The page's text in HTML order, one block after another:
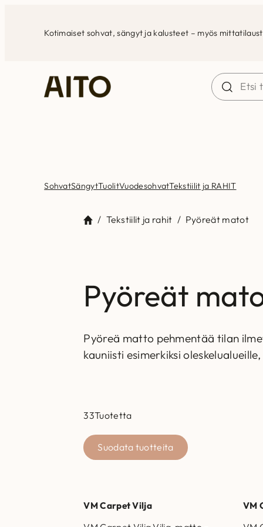
Kotimaiset sohvat, sängyt ja kalusteet – myös
SohvatSängytTuolitVuodesohvatTekstiilit ja RAHIT
/ Tekstiilit ja rahit / Pyöreät matot
Pyöreät
Pyöreä matto pehmentää tilan
kauniisti esimerkiksi
33Tuotetta
Suodata tuotteita
VM Carpet Vilja VM